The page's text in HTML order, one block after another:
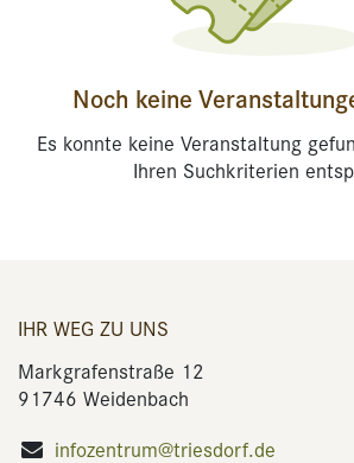
Noch keine
Es konnte keine Veranstaltung
Ihren Suchkriterien
IHR WEG ZU UNS
Markgrafenstraße 12
91746 Weidenbach
infozentrum@triesdorf.de